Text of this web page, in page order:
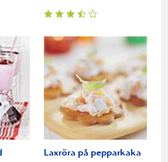
Laxröra på pepparkaka